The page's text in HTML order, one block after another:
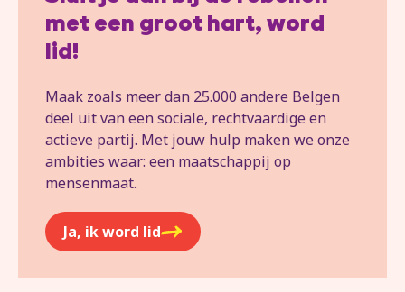
met een groot hart, word
lid!
Maak zoals meer dan 25.000 andere Belgen
deel uit van een sociale, rechtvaardige en
actieve partij. Met jouw hulp maken we onze
ambities waar: een maatschappij op
mensenmaat.
Ja, ik word lid